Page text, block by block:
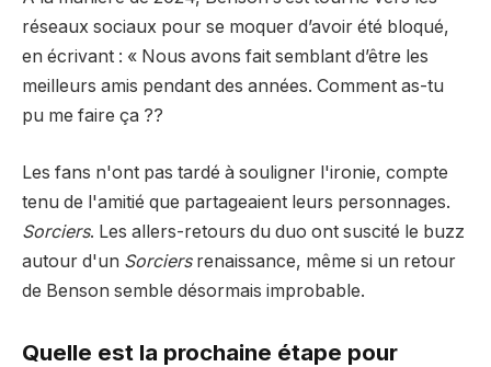
réseaux sociaux pour se moquer d’avoir été bloqué,
en écrivant : « Nous avons fait semblant d’être les
meilleurs amis pendant des années. Comment as-tu
pu me faire ça ??
Les fans n'ont pas tardé à souligner l'ironie, compte
tenu de l'amitié que partageaient leurs personnages.
Sorciers. Les allers-retours du duo ont suscité le buzz
autour d'un Sorciersrenaissance, même si un retour
de Benson semble désormais improbable.
Quelle est la prochaine étape pour